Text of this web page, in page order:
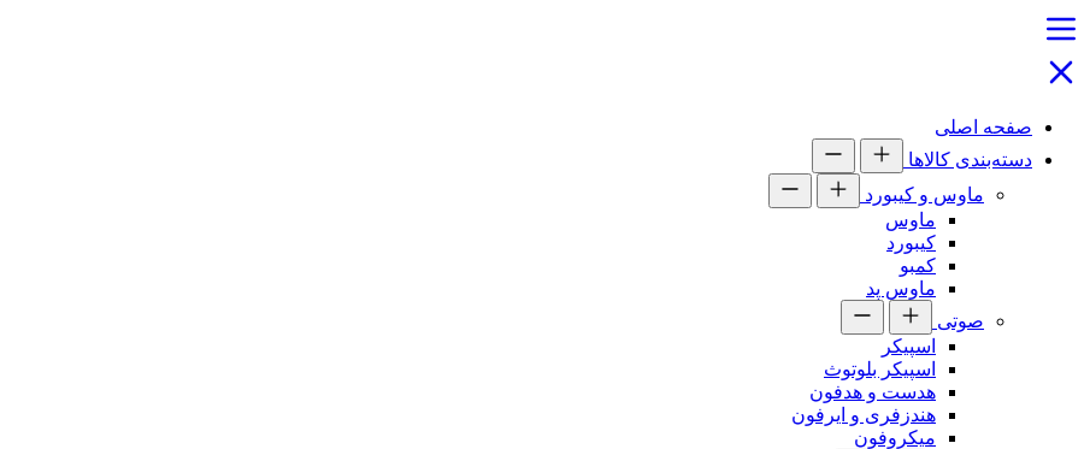
صفحه اصلی
دسته‌بندی کالاها
ماوس و کیبورد
ماوس
کیبورد
کمبو
ماوس پد
صوتی
اسپیکر
اسپیکر بلوتوث
هدست و هدفون
هندزفری و ایرفون
میکروفون